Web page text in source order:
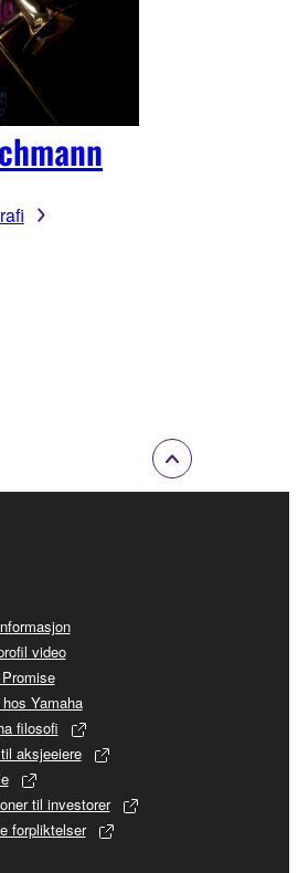
video
Yamaha
filosofi
aksjeeiere
til investorer
forpliktelser